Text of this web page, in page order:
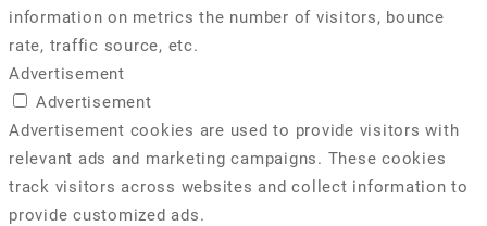
information on metrics the number of visitors, bounce
rate, traffic source, etc.
Advertisement
Advertisement
Advertisement cookies are used to provide visitors with
relevant ads and marketing campaigns. These cookies
track visitors across websites and collect information to
provide customized ads.